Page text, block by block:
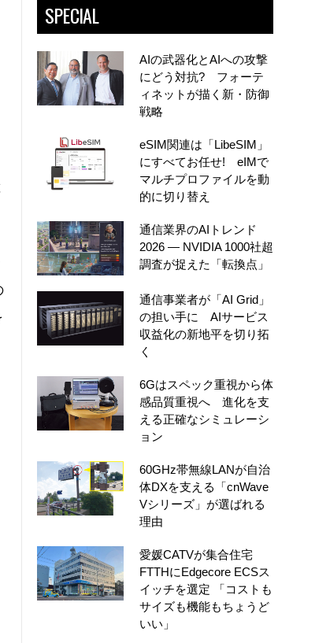
SPECIAL
AIの武器化とAIへの攻撃
にどう対抗? フォーテ
ィネットが描く新・防御
戦略
eSIM関連は「LibeSIM」
にすべてお任せ! eIMで
マルチプロファイルを動
的に切り替え
通信業界のAIトレンド
2026 ― NVIDIA 1000社超
調査が捉えた「転換点」
通信事業者が「AI Grid」
の担い手に AIサービス
収益化の新地平を切り拓
く
6Gはスペック重視から体
感品質重視へ 進化を支
える正確なシミュレーシ
ョン
60GHz帯無線LANが自治
体DXを支える「cnWave
Vシリーズ」が選ばれる
理由
愛媛CATVが集合住宅
FTTHにEdgecore ECSス
イッチを選定 「コストも
サイズも機能もちょうど
いい」